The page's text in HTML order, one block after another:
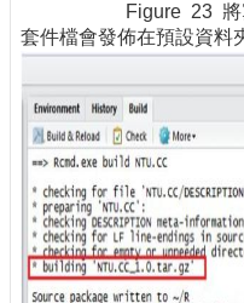
Figure 23 將
套件檔會發佈在預設資料